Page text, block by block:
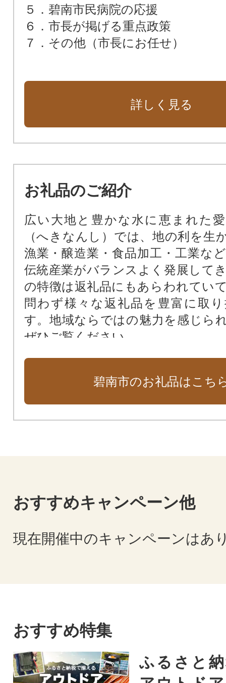
５．碧南市民病院の応援
６．市長が掲げる重点政策
７．その他（市長にお任せ）
詳しく見る
お礼品のご紹介
広い大地と豊かな水に恵まれた
（へきなんし）では、地の利を生
漁業・醸造業・食品加工・工業な
伝統産業がバランスよく発展して
の特徴は返礼品にもあらわれてい
問わず様々な返礼品を豊富に取
す。地域ならではの魅力を感じら
ぜひご覧ください。
碧南市のお礼品はこち
おすすめキャンペーン他
現在開催中のキャンペーンはあ
おすすめ特集
ふるさと